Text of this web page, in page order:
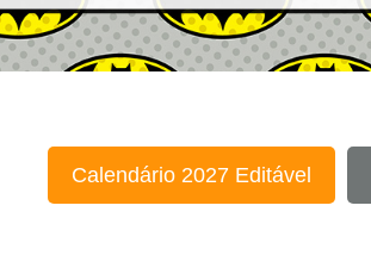
Calendário 2027 Editável